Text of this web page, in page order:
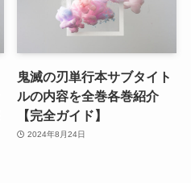
鬼滅の刃単行本サブタイト
ルの内容を全巻各巻紹介
【完全ガイド】
2024年8月24日